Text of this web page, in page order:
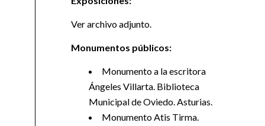
Ver archivo adjunto.
Monumentos públicos:
Monumento a la escritora
Ángeles Villarta. Biblioteca
Municipal de Oviedo. Asturias.
Monumento Atis Tirma.